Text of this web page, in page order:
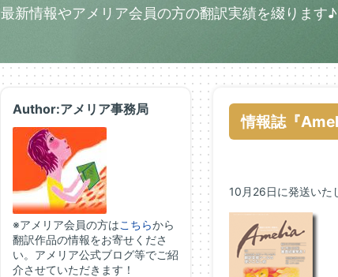
最新情報やアメリア会員の方の翻訳実績を綴ります♪
情報誌『
10月26日に発送いた
Author:アメリア事務局
※アメリア会員の方はこちらから
翻訳作品の情報をお寄せくださ
い。アメリア公式ブログ等でご紹
介させていただきます！